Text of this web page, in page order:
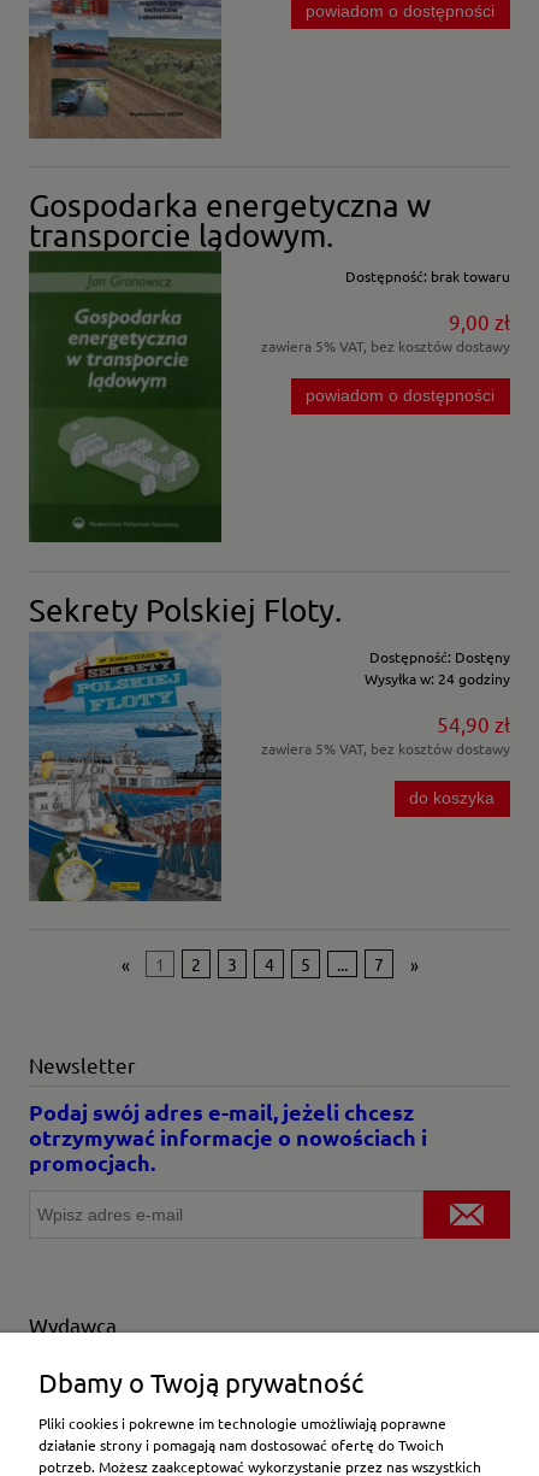
powiadom o dostępności
Gospodarka energetyczna w
transporcie lądowym.
Dostępność: brak towaru
9,00 zł
zawiera 5% VAT, bez kosztów dostawy
powiadom o dostępności
Sekrety Polskiej Floty.
Dostępność: Dostęny
Wysyłka w: 24 godziny
54,90 zł
zawiera 5% VAT, bez kosztów dostawy
do koszyka
« 1 2 3 4 5 ... 7 »
Newsletter
Podaj swój adres e-mail, jeżeli chcesz
otrzymywać informacje o nowościach i
promocjach.
Wydawca
Wybierz producenta
Dbamy o Twoją prywatność
Pliki cookies i pokrewne im technologie umożliwiają poprawne
działanie strony i pomagają nam dostosować ofertę do Twoich
potrzeb. Możesz zaakceptować wykorzystanie przez nas wszystkich